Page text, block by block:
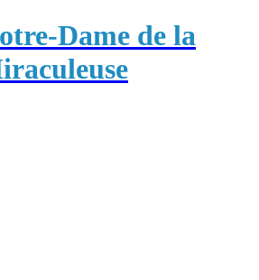
Dame de la